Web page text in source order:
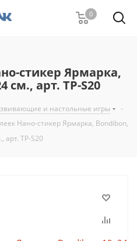
0
стикер Ярмарка,
см., арт. TP-S20
и настольные игры
-
Нано-стикер Ярмарка, Bondibon,
арт. TP-S20